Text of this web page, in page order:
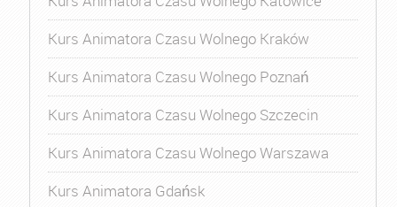
Kurs Animatora Czasu Wolnego Kraków
Kurs Animatora Czasu Wolnego Poznań
Kurs Animatora Czasu Wolnego Szczecin
Kurs Animatora Czasu Wolnego Warszawa
Kurs Animatora Gdańsk